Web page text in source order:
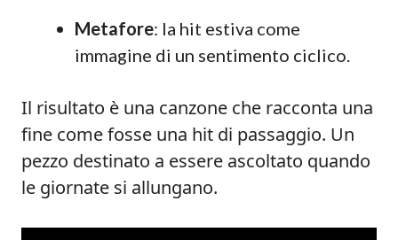
Metafore: la hit estiva come
immagine di un sentimento ciclico.
Il risultato è una canzone che racconta una
fine come fosse una hit di passaggio. Un
pezzo destinato a essere ascoltato quando
le giornate si allungano.